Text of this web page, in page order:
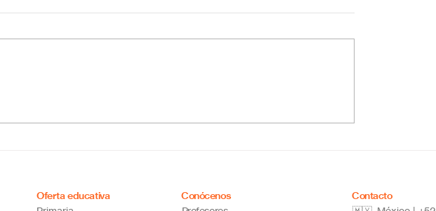
Oferta educativa Conócenos Contacto